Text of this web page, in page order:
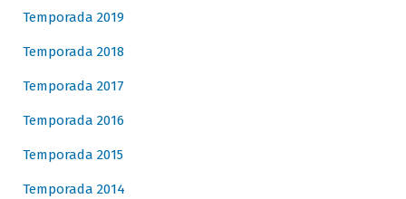
Temporada 2019
Temporada 2018
Temporada 2017
Temporada 2016
Temporada 2015
Temporada 2014